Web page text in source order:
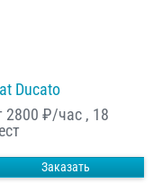
Ducato
2800 ₽/час , 18
Заказать
данных